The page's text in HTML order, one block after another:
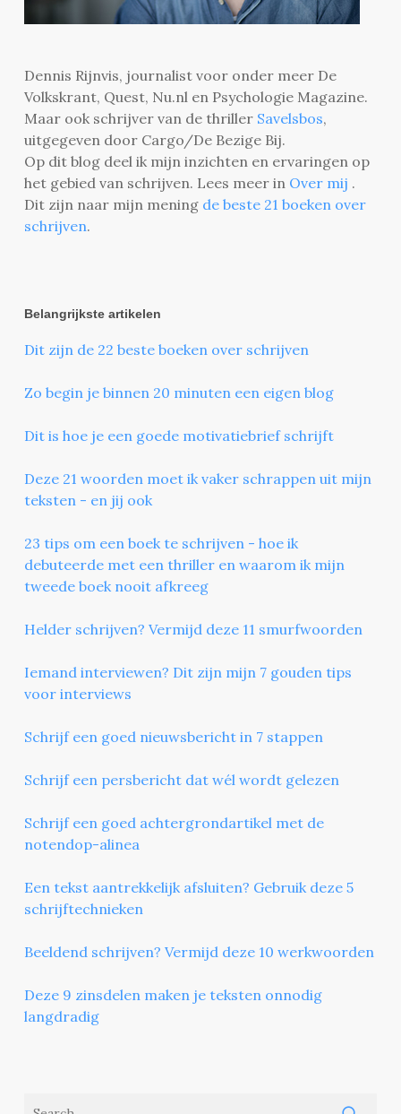
Dennis Rijnvis, journalist voor onder meer De
Volkskrant, Quest, Nu.nl en Psychologie Magazine.
Maar ook schrijver van de thriller Savelsbos,
uitgegeven door Cargo/De Bezige Bij.
Op dit blog deel ik mijn inzichten en ervaringen op
het gebied van schrijven. Lees meer in Over mij .
Dit zijn naar mijn mening de beste 21 boeken over
schrijven.
Belangrijkste artikelen
Dit zijn de 22 beste boeken over schrijven
Zo begin je binnen 20 minuten een eigen blog
Dit is hoe je een goede motivatiebrief schrijft
Deze 21 woorden moet ik vaker schrappen uit mijn
teksten - en jij ook
23 tips om een boek te schrijven - hoe ik
debuteerde met een thriller en waarom ik mijn
tweede boek nooit afkreeg
Helder schrijven? Vermijd deze 11 smurfwoorden
Iemand interviewen? Dit zijn mijn 7 gouden tips
voor interviews
Schrijf een goed nieuwsbericht in 7 stappen
Schrijf een persbericht dat wél wordt gelezen
Schrijf een goed achtergrondartikel met de
notendop-alinea
Een tekst aantrekkelijk afsluiten? Gebruik deze 5
schrijftechnieken
Beeldend schrijven? Vermijd deze 10 werkwoorden
Deze 9 zinsdelen maken je teksten onnodig
langdradig